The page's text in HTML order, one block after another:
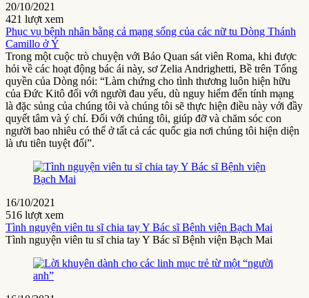
20/10/2021
421 lượt xem
Phục vụ bệnh nhân bằng cả mạng sống của các nữ tu Dòng Thánh
Camillo ở Ý
Trong một cuộc trò chuyện với Báo Quan sát viên Roma, khi được
hỏi về các hoạt động bác ái này, sơ Zelia Andrighetti, Bề trên Tổng
quyền của Dòng nói: “Làm chứng cho tình thương luôn hiện hữu
của Đức Kitô đối với người đau yếu, dù nguy hiểm đến tính mạng
là đặc sủng của chúng tôi và chúng tôi sẽ thực hiện điều này với đầy
quyết tâm và ý chí. Đối với chúng tôi, giúp đỡ và chăm sóc con
người bao nhiêu có thể ở tất cả các quốc gia nơi chúng tôi hiện diện
là ưu tiên tuyệt đối”.
16/10/2021
516 lượt xem
Tình nguyện viên tu sĩ chia tay Y Bác sĩ Bệnh viện Bạch Mai
Tình nguyện viên tu sĩ chia tay Y Bác sĩ Bệnh viện Bạch Mai